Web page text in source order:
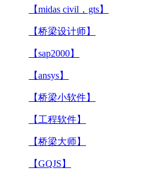
【midas civil，gts】
【桥梁设计师】
【sap2000】
【ansys】
【桥梁小软件】
【工程软件】
【桥梁大师】
【GQJS】